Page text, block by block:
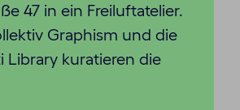
47 in ein Freiluftatelier.
Graphism und die
Library kuratieren die